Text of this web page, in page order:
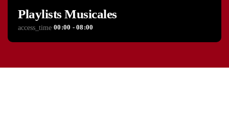
Playlists Musicales
access_time 00:00 - 08:00